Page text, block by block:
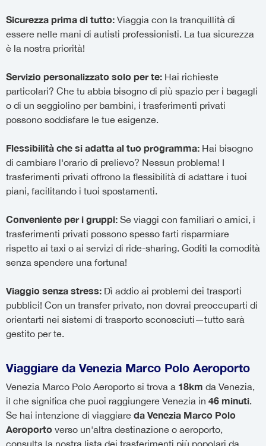
Sicurezza prima di tutto: Viaggia con la tranquillità di
essere nelle mani di autisti professionisti. La tua sicurezza
è la nostra priorità!
Servizio personalizzato solo per te: Hai richieste
particolari? Che tu abbia bisogno di più spazio per i bagagli
o di un seggiolino per bambini, i trasferimenti privati
possono soddisfare le tue esigenze.
Flessibilità che si adatta al tuo programma: Hai bisogno
di cambiare l'orario di prelievo? Nessun problema! I
trasferimenti privati offrono la flessibilità di adattare i tuoi
piani, facilitando i tuoi spostamenti.
Conveniente per i gruppi: Se viaggi con familiari o amici, i
trasferimenti privati possono spesso farti risparmiare
rispetto ai taxi o ai servizi di ride-sharing. Goditi la comodità
senza spendere una fortuna!
Viaggio senza stress: Dì addio ai problemi dei trasporti
pubblici! Con un transfer privato, non dovrai preoccuparti di
orientarti nei sistemi di trasporto sconosciuti—tutto sarà
gestito per te.
Viaggiare da Venezia Marco Polo Aeroporto
Venezia Marco Polo Aeroporto si trova a 18km da Venezia,
il che significa che puoi raggiungere Venezia in 46 minuti.
Se hai intenzione di viaggiare da Venezia Marco Polo
Aeroporto verso un'altra destinazione o aeroporto,
consulta la nostra lista dei trasferimenti più popolari da